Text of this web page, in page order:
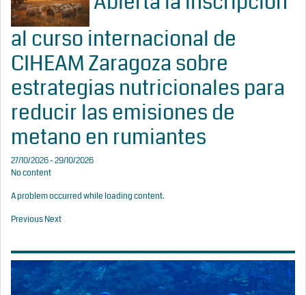
al curso internacional de
CIHEAM Zaragoza sobre
estrategias nutricionales para
reducir las emisiones de
metano en rumiantes
27/10/2026 - 29/10/2026
No content
A problem occurred while loading content.
PreviousNext